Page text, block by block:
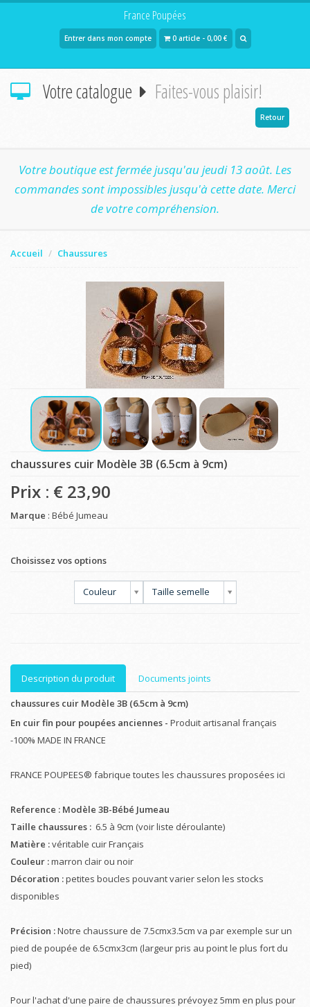
France Poupées
Entrer dans mon compte 0 article - 0,00 €
Votre catalogue Faites-vous plaisir!
Retour
Votre boutique est fermée jusqu'au jeudi 13 août. Les
commandes sont impossibles jusqu'à cette date. Merci
de votre compréhension.
Accueil Chaussures
chaussures cuir Modèle 3B (6.5cm à 9cm)
Prix : € 23,90
Marque : Bébé Jumeau
Choisissez vos options
Couleur Taille semelle
Description du produit
Documents joints
chaussures cuir Modèle 3B (6.5cm à 9cm)
En cuir fin pour poupées anciennes - Produit artisanal français
-100% MADE IN FRANCE
FRANCE POUPEES® fabrique toutes les chaussures proposées ici
Reference : Modèle 3B-Bébé Jumeau
Taille chaussures : 6.5 à 9cm (voir liste déroulante)
Matière :véritable cuir Français
Couleur :marron clair ou noir
Décoration :petites boucles pouvant varier selon les stocks
disponibles
Précision :Notre chaussure de 7.5cmx3.5cm va par exemple sur un
pied de poupée de 6.5cmx3cm (largeur pris au point le plus fort du
pied)
Pour l'achat d'une paire de chaussures prévoyez 5mm en plus pour